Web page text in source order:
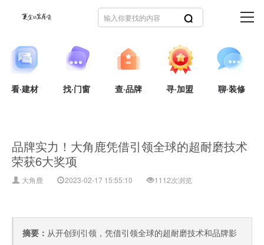
看·建材 找·门窗 查·品牌 寻·加盟 聊·装修
品牌实力！大角鹿凭借引领全球的超耐磨技术
荣获6大奖项
大角鹿 2023-02-17 15:55:10 1112次浏览
摘要： 从开创到引领，凭借引领全球的超耐磨技术和品牌影